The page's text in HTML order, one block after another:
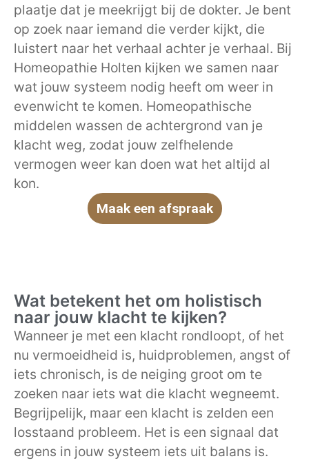
plaatje dat je meekrijgt bij de dokter. Je bent
op zoek naar iemand die verder kijkt, die
luistert naar het verhaal achter je verhaal. Bij
Homeopathie Holten kijken we samen naar
wat jouw systeem nodig heeft om weer in
evenwicht te komen. Homeopathische
middelen wassen de achtergrond van je
klacht weg, zodat jouw zelfhelende
vermogen weer kan doen wat het altijd al
kon.
Maak een afspraak
Wat betekent het om holistisch
naar jouw klacht te kijken?
Wanneer je met een klacht rondloopt, of het
nu vermoeidheid is, huidproblemen, angst of
iets chronisch, is de neiging groot om te
zoeken naar iets wat die klacht wegneemt.
Begrijpelijk, maar een klacht is zelden een
losstaand probleem. Het is een signaal dat
ergens in jouw systeem iets uit balans is.